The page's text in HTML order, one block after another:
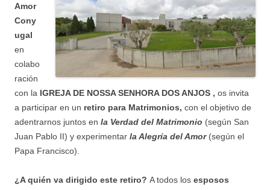
Amor
Cony
ugal
en
colabo
ración
con la IGREJA DE NOSSA SENHORA DOS ANJOS , os invita
a participar en un retiro para Matrimonios, con el objetivo de
adentrarnos juntos en la Verdad del Matrimonio (según San
Juan Pablo II) y experimentar la Alegría del Amor(según el
Papa Francisco).
¿A quién va dirigido este retiro? A todos los esposos